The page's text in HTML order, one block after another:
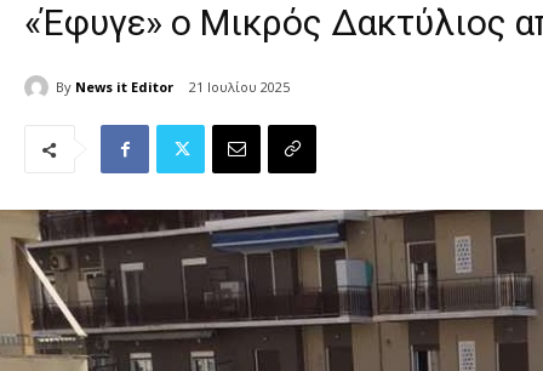
«Έφυγε» ο Μικρός Δακτύλιος
By News it Editor 21 Ιουλίου 2025